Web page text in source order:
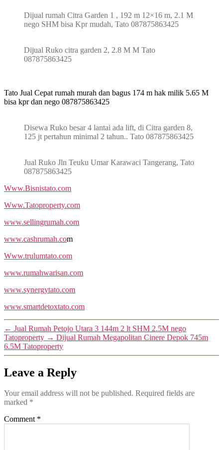
Dijual rumah Citra Garden 1 , 192 m 12×16 m, 2.1 M
nego SHM bisa Kpr mudah, Tato 087875863425
Dijual Ruko citra garden 2, 2.8 M M Tato
087875863425
Tato Jual Cepat rumah murah dan bagus 174 m hak milik 5.65 M
bisa kpr dan nego 087875863425
Disewa Ruko besar 4 lantai ada lift, di Citra garden 8,
125 jt pertahun minimal 2 tahun.. Tato 087875863425
Jual Ruko Jln Teuku Umar Karawaci Tangerang, Tato
087875863425
Www.Bisnistato.com
Www.Tatoproperty.com
www.sellingrumah.com
www.cashrumah.com
Www.trulumtato.com
www.rumahwarisan.com
www.synergytato.com
www.smartdetoxtato.com
← Jual Rumah Petojo Utara 3 144m 2 lt SHM 2.5M nego
Tatoproperty → Dijual Rumah Megapolitan Cinere Depok 745m
6.5M Tatoproperty
Leave a Reply
Your email address will not be published. Required fields are
marked *
Comment *